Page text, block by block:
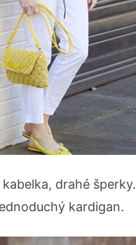
drahé šperky.
kardigan.